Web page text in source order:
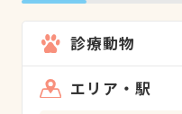
診療動物
エリア・駅